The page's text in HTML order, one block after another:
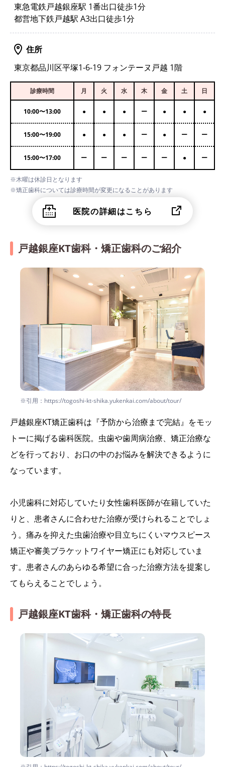
東急電鉄戸越銀座駅 1番出口徒歩1分
都営地下鉄戸越駅 A3出口徒歩1分
住所
東京都品川区平塚1-6-19 フォンテーヌ戸越 1階
診療時間 月 火 水 木 金 土 日
10:00〜13:00 ● ● ● ー ● ● ●
15:00〜19:00 ● ● ● ー ● ー ー
15:00〜17:00 ー ー ー ー ー ● ー
※木曜は休診日となります
※矯正歯科については診療時間が変更になることがあります
医院の詳細はこちら
戸越銀座KT歯科・矯正歯科のご紹介
※引用：https://togoshi-kt-shika.yukenkai.com/about/tour/
戸越銀座KT矯正歯科は『予防から治療まで完結』をモッ
トーに掲げる歯科医院。虫歯や歯周病治療、矯正治療な
どを行っており、お口の中のお悩みを解決できるように
なっています。
小児歯科に対応していたり女性歯科医師が在籍していた
りと、患者さんに合わせた治療が受けられることでしょ
う。痛みを抑えた虫歯治療や目立ちにくいマウスピース
矯正や審美ブラケットワイヤー矯正にも対応していま
す。患者さんのあらゆる希望に合った治療方法を提案し
てもらえることでしょう。
戸越銀座KT歯科・矯正歯科の特長